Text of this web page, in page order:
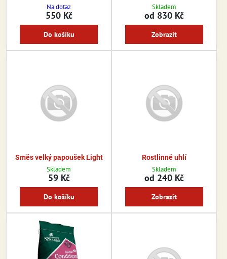
Na dotaz
550 Kč
Do košíku
Skladem
od 830 Kč
Zobrazit
Směs velký papoušek Light
Skladem
59 Kč
Do košíku
Rostlinné uhlí
Skladem
od 240 Kč
Zobrazit